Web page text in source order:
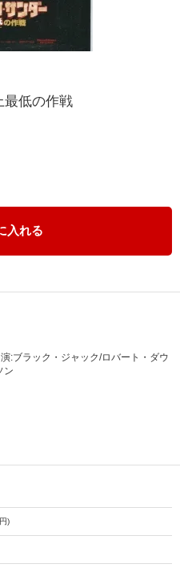
最低の作戦
入れる
:ブラック・ジャック/ロバート・ダウ
ン
)